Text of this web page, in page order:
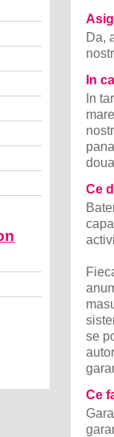
Da,
In
In
Ce
se
Ce